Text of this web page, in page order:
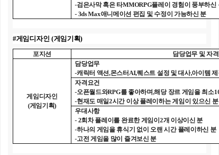
-검은사막 혹은 타MMORPG플레이 경험이 풍부하신
- 3ds Max애니메이션 편집 및 수정이 가능하신 분
#게임디자인 (게임기획)
포지션 담당업무 및 자
게임디자인
(게임기획)
담당업무
-캐릭터 액션,몬스터 AI,퀘스트 설정 및 대사,아이템
자격요건
-오픈월드와RPG를 좋아하며 ,해당 장르 게임을 최소
-현재도 매일2시간 이상 플레이하는 게임이 있으신 분
우대사항
- 2회차 플레이를 완료한 게임이 2개 이상이신 분
-하나의 게임을 휴식기 없이 오랜 시간 플레이하신 분
-고전 게임을 많이 즐겨보신 분